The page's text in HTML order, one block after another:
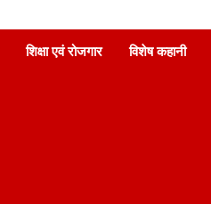
शिक्षा एवं रोजगार विशेष कहानी